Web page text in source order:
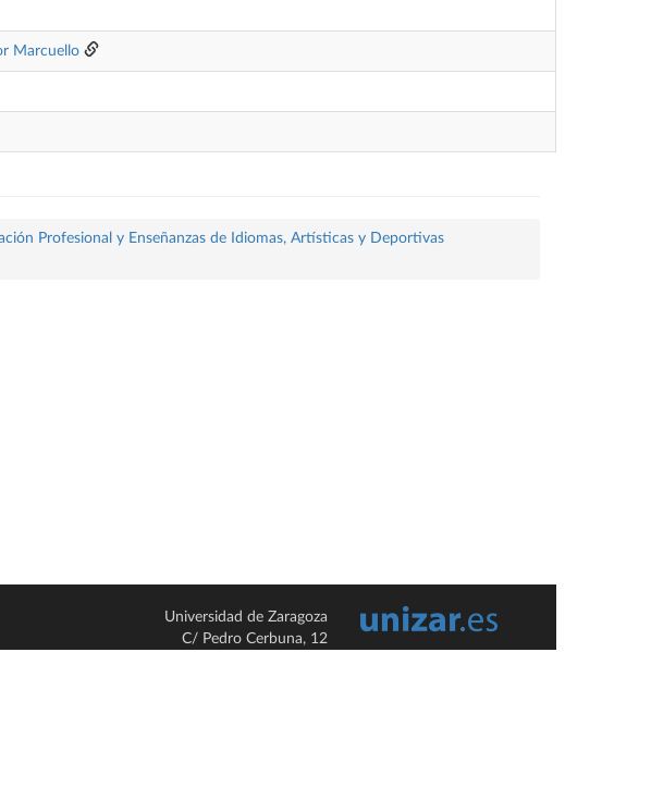
Marcuello
Profesional y Enseñanzas de Idiomas, Artísticas y Deportivas
Universidad de Zaragoza
C/ Pedro Cerbuna, 12